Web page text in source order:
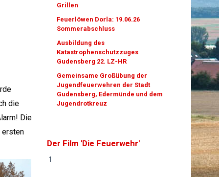
die
Die
ersten
Grillen
Feuerlöwen Dorla: 19.06.26
Sommerabschluss
Ausbildung des
Katastrophenschutzzuges
Gudensberg 22. LZ-HR
Gemeinsame Großübung der
Jugendfeuerwehren der Stadt
Gudensberg, Edermünde und dem
Jugendrotkreuz
Der Film 'Die Feuerwehr'
1